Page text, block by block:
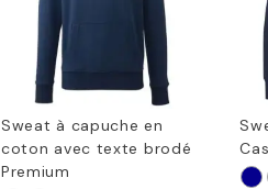
Sweat à capuche en
coton avec texte brodé
Premium